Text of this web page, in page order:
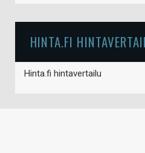
HINTA.FI
Hinta.fi hintavertailu